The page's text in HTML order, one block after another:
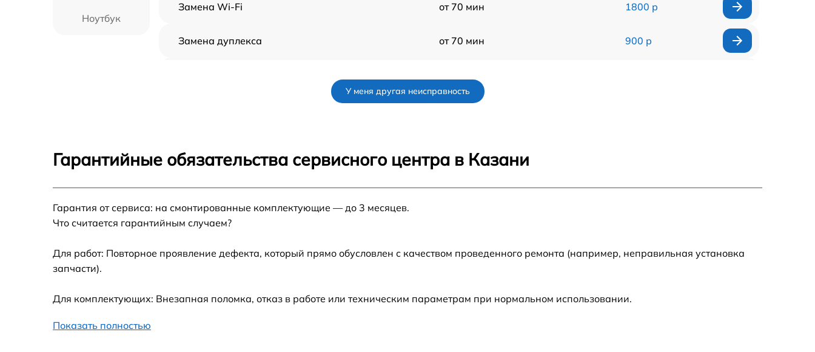
Ноутбук
Замена Wi-Fi от 70 мин 1800 р
Замена дуплекса от 70 мин 900 р
Замена лазера
У меня другая неисправность
Гарантийные обязательства сервисного центра в Казани
Гарантия от сервиса: на смонтированные комплектующие — до 3 месяцев.
Что считается гарантийным случаем?
Для работ: Повторное проявление дефекта, который прямо обусловлен с качеством проведенного ремонта (например, неправильная установка
запчасти).
Для комплектующих: Внезапная поломка, отказ в работе или техническим параметрам при нормальном использовании.
Показать полностью